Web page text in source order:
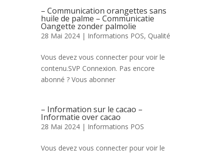
– Communication orangettes sans
huile de palme – Communicatie
Oangette zonder palmolie
28 Mai 2024 | Informations POS, Qualité
Vous devez vous connecter pour voir le
contenu.SVP Connexion. Pas encore
abonné ? Vous abonner
– Information sur le cacao –
Informatie over cacao
28 Mai 2024 | Informations POS
Vous devez vous connecter pour voir le